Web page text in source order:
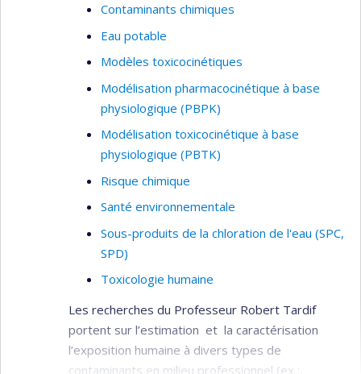
Contaminants chimiques
Eau potable
Modèles toxicocinétiques
Modélisation pharmacocinétique à base
physiologique (PBPK)
Modélisation toxicocinétique à base
physiologique (PBTK)
Risque chimique
Santé environnementale
Sous-produits de la chloration de l'eau (SPC,
SPD)
Toxicologie humaine
Les recherches du Professeur Robert Tardif
portent sur l’estimation et la caractérisation
l’exposition humaine à divers types de
contaminants en milieu professionnel (ex :